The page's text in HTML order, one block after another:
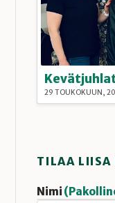
29 TOUKOKUUN,
TILAA LIISA
Nimi